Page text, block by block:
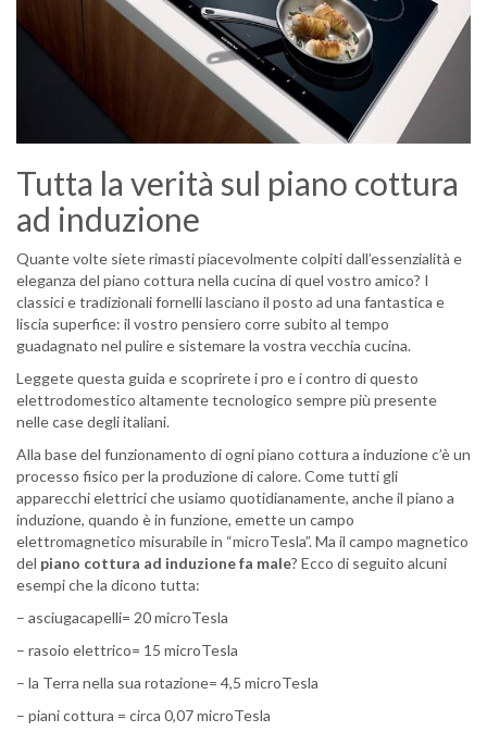
Tutta la verità sul piano cottura
ad induzione
Quante volte siete rimasti piacevolmente colpiti dall’essenzialità e
eleganza del piano cottura nella cucina di quel vostro amico? I
classici e tradizionali fornelli lasciano il posto ad una fantastica e
liscia superfice: il vostro pensiero corre subito al tempo
guadagnato nel pulire e sistemare la vostra vecchia cucina.
Leggete questa guida e scoprirete i pro e i contro di questo
elettrodomestico altamente tecnologico sempre più presente
nelle case degli italiani.
Alla base del funzionamento di ogni piano cottura a induzione c’è un
processo fisico per la produzione di calore. Come tutti gli
apparecchi elettrici che usiamo quotidianamente, anche il piano a
induzione, quando è in funzione, emette un campo
elettromagnetico misurabile in “microTesla”. Ma il campo magnetico
del piano cottura ad induzione fa male? Ecco di seguito alcuni
esempi che la dicono tutta:
– asciugacapelli= 20 microTesla
– rasoio elettrico= 15 microTesla
– la Terra nella sua rotazione= 4,5 microTesla
– piani cottura = circa 0,07 microTesla